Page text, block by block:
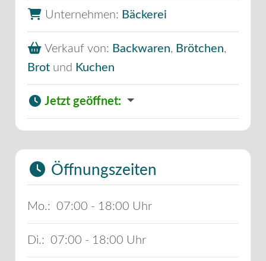
Unternehmen: Bäckerei
Verkauf von: Backwaren, Brötchen,
Brot und Kuchen
Jetzt geöffnet:
Öffnungszeiten
Mo.: 07:00 - 18:00
Di.: 07:00 - 18:00